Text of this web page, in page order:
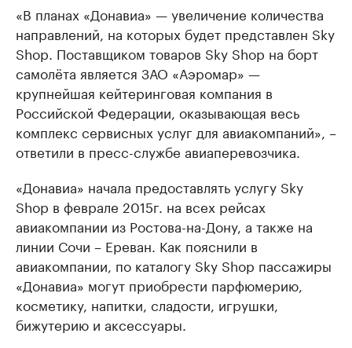
«В планах «Донавиа» — увеличение количества
направлений, на которых будет представлен Sky
Shop. Поставщиком товаров Sky Shop на борт
самолёта является ЗАО «Аэромар» —
крупнейшая кейтеринговая компания в
Российской Федерации, оказывающая весь
комплекс сервисных услуг для авиакомпаний», –
ответили в пресс-службе авиаперевозчика.
«Донавиа» начала предоставлять услугу Sky
Shop в феврале 2015г. на всех рейсах
авиакомпании из Ростова-на-Дону, а также на
линии Сочи – Ереван. Как пояснили в
авиакомпании, по каталогу Sky Shop пассажиры
«Донавиа» могут приобрести парфюмерию,
косметику, напитки, сладости, игрушки,
бижутерию и аксессуары.